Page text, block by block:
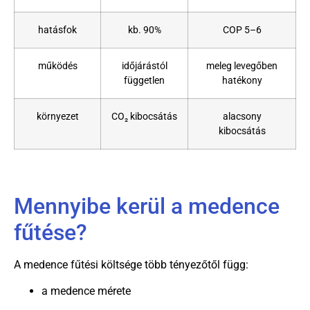
hatásfok kb. 90% COP 5–6
működés
időjárástól
független
meleg levegőben
hatékony
környezet CO₂ kibocsátás
alacsony
kibocsátás
Mennyibe kerül a medence
fűtése?
A medence fűtési költsége több tényezőtől függ:
a medence mérete